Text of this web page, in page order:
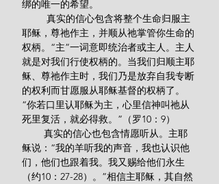
绑的唯一的希望。
耶稣，尊祂作主，并顺从祂掌管你生命的
权柄。“主”一词意即统治者或主人。主人
就是对我们行使权柄的。当我们归顺主耶
稣、尊祂作主时，我们乃是放弃自我专断
的权利而甘愿服从耶稣基督的权柄了。
“你若口里认耶稣为主，心里信神叫祂从
死里复活，就必得救。”（罗10：9）
稣说：“我的羊听我的声音，我也认识他
们，他们也跟着我。我又赐给他们永生
（约10：27-28）。”相信主耶稣，其自然